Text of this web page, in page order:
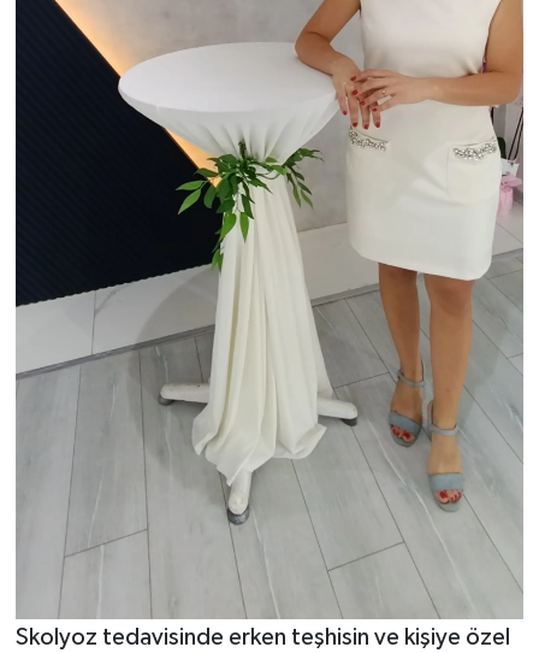
Skolyoz tedavisinde erken teşhisin ve kişiye özel